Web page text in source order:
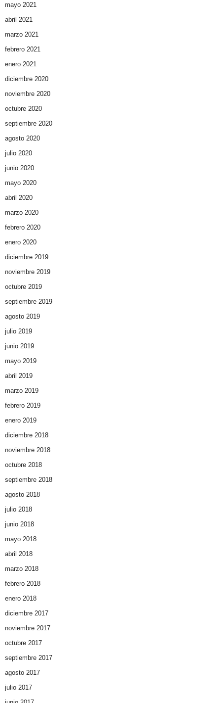
mayo 2021
abril 2021
marzo 2021
febrero 2021
enero 2021
diciembre 2020
noviembre 2020
octubre 2020
septiembre 2020
agosto 2020
julio 2020
junio 2020
mayo 2020
abril 2020
marzo 2020
febrero 2020
enero 2020
diciembre 2019
noviembre 2019
octubre 2019
septiembre 2019
agosto 2019
julio 2019
junio 2019
mayo 2019
abril 2019
marzo 2019
febrero 2019
enero 2019
diciembre 2018
noviembre 2018
octubre 2018
septiembre 2018
agosto 2018
julio 2018
junio 2018
mayo 2018
abril 2018
marzo 2018
febrero 2018
enero 2018
diciembre 2017
noviembre 2017
octubre 2017
septiembre 2017
agosto 2017
julio 2017